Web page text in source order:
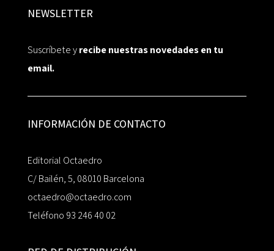
NEWSLETTER
Suscríbete yrecibe nuestras novedades en tu
email.
INFORMACIÓN DE CONTACTO
Editorial Octaedro
C/ Bailén, 5, 08010 Barcelona
octaedro@octaedro.com
Teléfono 93 246 40 02